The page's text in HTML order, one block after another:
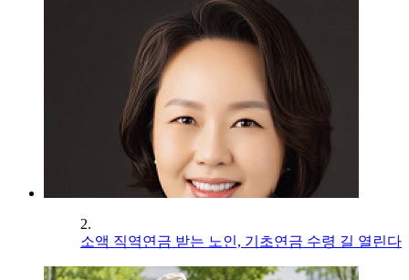
2.
소액 직역연금 받는 노인, 기초연금 수령 길 열린다